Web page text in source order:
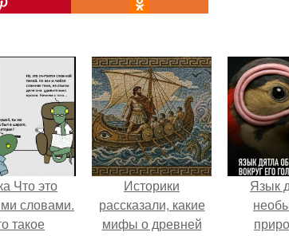
Что это
словами.
такое
Историки
рассказали, какие
мифы о древней
Язык